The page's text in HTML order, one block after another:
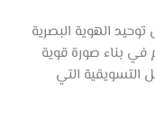
الهوية البصرية
في بناء صورة قوية
التسويقية التي